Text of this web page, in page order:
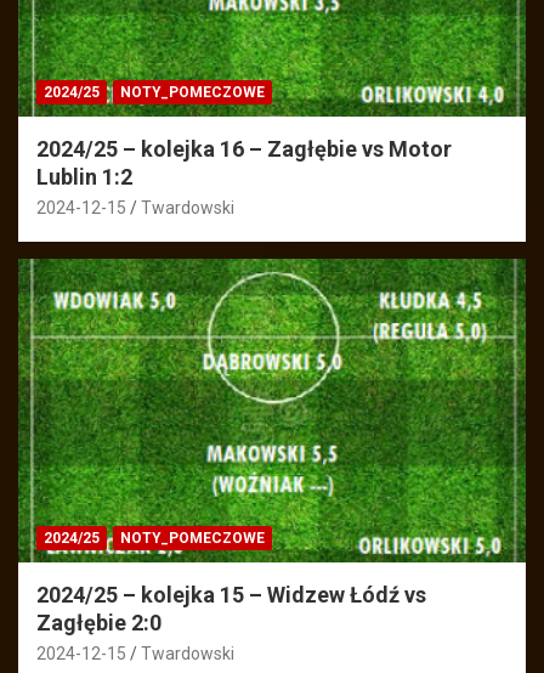
2024/25 NOTY_POMECZOWE
2024/25 – kolejka 16 – Zagłębie vs Motor
Lublin 1:2
2024-12-15 Twardowski
2024/25 NOTY_POMECZOWE
2024/25 – kolejka 15 – Widzew Łódź vs
Zagłębie 2:0
2024-12-15 Twardowski